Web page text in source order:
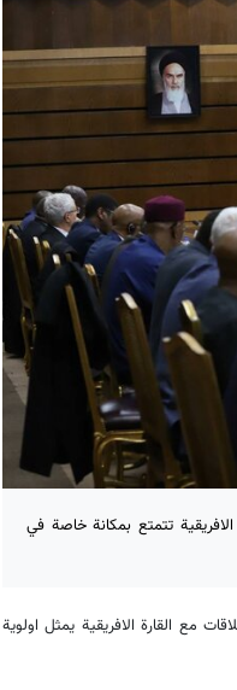
تتمتع بمكانة خاصة في
مع القارة الافريقية يمثل اولوية